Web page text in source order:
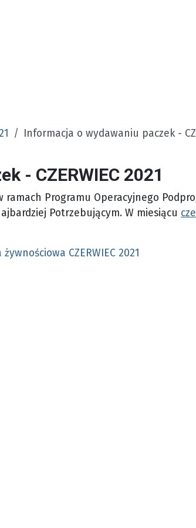
Informacja o wydawaniu paczek -
- CZERWIEC 2021
Programu Operacyjnego
Potrzebującym. W miesiącu
CZERWIEC 2021
- Harmonogram na czerwiec 2021